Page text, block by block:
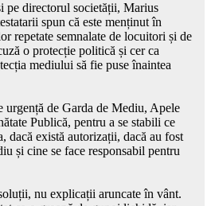
pe directorul societății, Marius
spun că este menținut în
repetate semnalate de locuitori și de
o protecție politică și cer ca
mediului să fie puse înaintea
urgență de Garda de Mediu, Apele
Publică, pentru a se stabili ce
dacă există autorizații, dacă au fost
și cine se face responsabil pentru
nu explicații aruncate în vânt.